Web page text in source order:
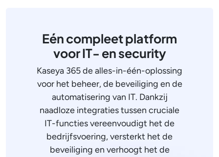
Eén compleet platform
voor IT- en security
Kaseya 365 de alles-in-één-oplossing
voor het beheer, de beveiliging en de
automatisering van IT. Dankzij
naadloze integraties tussen cruciale
IT-functies vereenvoudigt het de
bedrijfsvoering, versterkt het de
beveiliging en verhoogt het de